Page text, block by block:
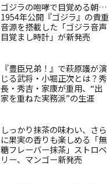
ゴジラの咆哮で目覚める朝…
1954年公開『ゴジラ』の貴重
音源を搭載した「ゴジラ音声
目覚まし時計」が新発売
『豊臣兄弟！』で萩原護が演
じる武将・小堀正次とは？秀
長・秀吉・家康が重用、“出
家を重ねた実務派”の生涯
しっかり抹茶の味わい、さら
に果実の香りも楽しめる「無
糖フレーバー抹茶」ストロベ
リー、マンゴー新発売